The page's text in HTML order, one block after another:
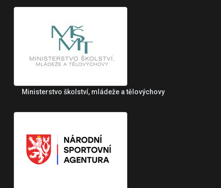
Ministerstvo školství, mládeže a tělovýchovy